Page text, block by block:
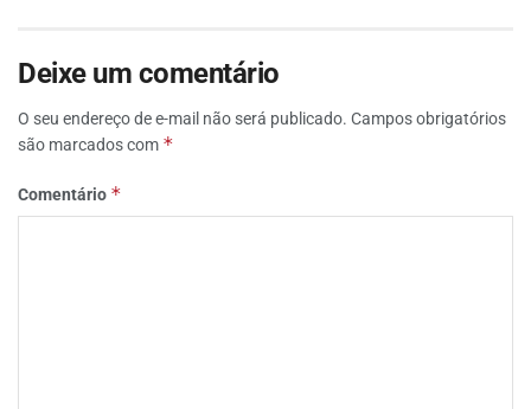
Deixe um comentário
O seu endereço de e-mail não será publicado. Campos obrigatórios
são marcados com *
Comentário *